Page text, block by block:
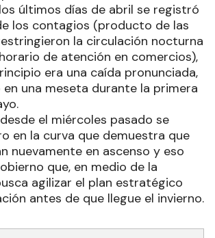
últimos días de abril se registró
los contagios (producto de las
la circulación nocturna
de atención en comercios),
era una caída pronunciada,
una meseta durante la primera
el miércoles pasado se
en la curva que demuestra que
nuevamente en ascenso y eso
que, en medio de la
agilizar el plan estratégico
antes de que llegue el invierno.